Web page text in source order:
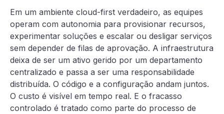
Em um ambiente cloud-first verdadeiro, as equipes
operam com autonomia para provisionar recursos,
experimentar soluções e escalar ou desligar serviços
sem depender de filas de aprovação. A infraestrutura
deixa de ser um ativo gerido por um departamento
centralizado e passa a ser uma responsabilidade
distribuída. O código e a configuração andam juntos.
O custo é visível em tempo real. E o fracasso
controlado é tratado como parte do processo de